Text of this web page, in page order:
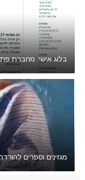
בלוג אישי: מחברת
מגזינים וספרים